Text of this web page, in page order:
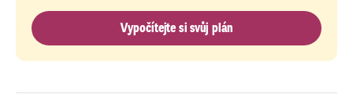
Vypočítejte si svůj plán